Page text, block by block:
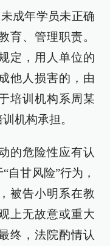
成年学员未正确
育、管理职责。
定，用人单位的
他人损害的，由
培训机构系周某
机构承担。
的危险性应有认
自甘风险”行为，
被告小明系在教
上无故意或重大
终，法院酌情认